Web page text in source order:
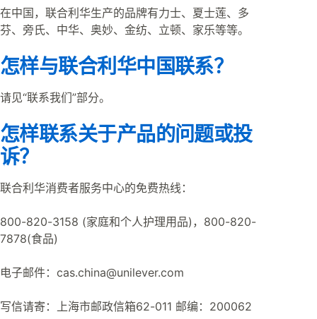
在中国，联合利华生产的品牌有力士、夏士莲、多
芬、旁氏、中华、奥妙、金纺、立顿、家乐等等。
怎样与联合利华中国联系？
请见“联系我们”部分。
怎样联系关于产品的问题或投
诉？
联合利华消费者服务中心的免费热线：
800-820-3158 (家庭和个人护理用品)，800-820-
7878(食品)
电子邮件：cas.china@unilever.com
写信请寄：上海市邮政信箱62-011 邮编：200062